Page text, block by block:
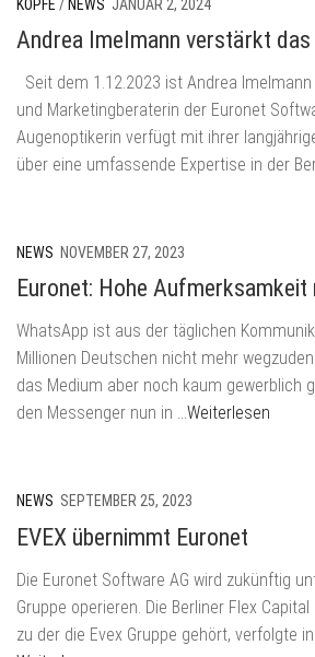
KÖPFE / NEWS JANUAR 2, 2024
Andrea Imelmann verstärkt das
Seit dem 1.12.2023 ist Andrea
und Marketingberaterin der Euronet
Augenoptikerin verfügt mit ihrer
über eine umfassende Expertise in der
NEWS NOVEMBER 27, 2023
Euronet: Hohe
WhatsApp ist aus der täglichen
Millionen Deutschen nicht mehr
das Medium aber noch kaum gewerblich
den Messenger nun in …Weiterlesen
NEWS SEPTEMBER 25, 2023
EVEX übernimmt Euronet
Die Euronet Software AG wird zukünftig
Gruppe operieren. Die Berliner Flex
zu der die Evex Gruppe gehört, verfolgte